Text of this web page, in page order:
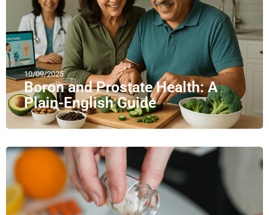
10/09/2025
Boron and Prostate Health: A
Plain-English Guide